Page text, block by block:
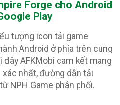
Forge cho Android
Play
tượng icon tải game
Android ở phía trên cùng
đây AFKMobi cam kết mang
nhất, đường dẫn tải
NPH Game phân phối.